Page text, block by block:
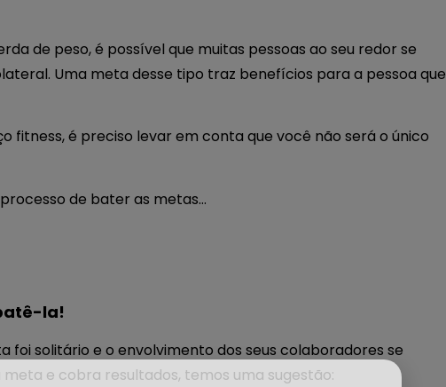
de peso, é possível que muitas pessoas ao seu redor se
Uma meta desse tipo traz benefícios para a pessoa que
fitness, é preciso levar em conta que você não será o único
de bater as metas…
la!
foi solitário e o envolvimento dos seus colaboradores se
e cobra resultados, temos uma sugestão: